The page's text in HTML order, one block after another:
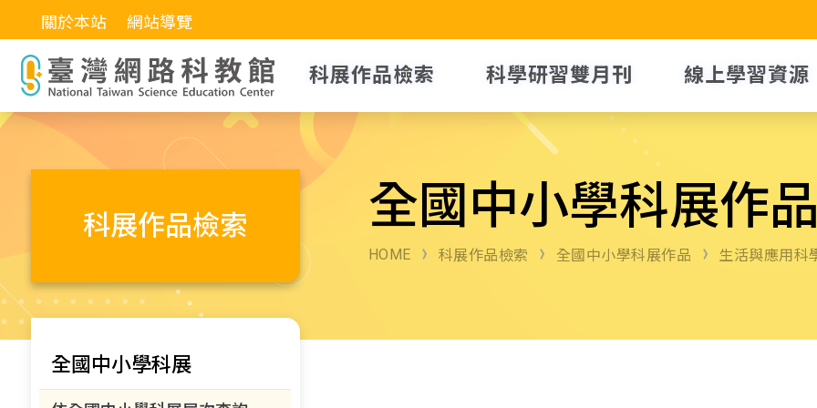
關於本站 網站導覽
科展作品檢索 科學研習雙月刊 線上學習資源
科展作品檢索 全國中小學科展作
HOME 科展作品檢索 全國中小學科展作品 生活與應用科
全國中小學科展